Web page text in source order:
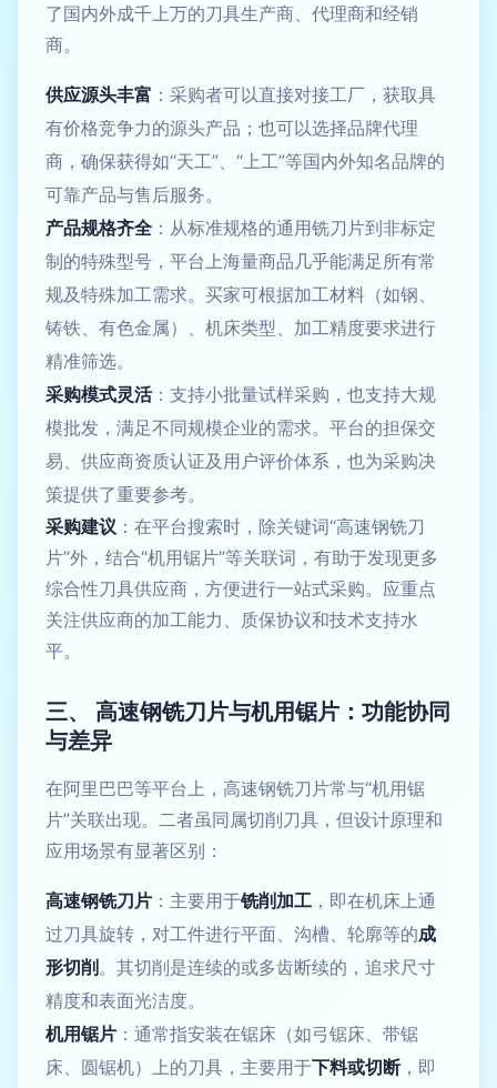
了国内外成千上万的刀具生产商、代理商和经销
商。
供应源头丰富 ：采购者可以直接对接工厂，获取具
有价格竞争力的源头产品；也可以选择品牌代理
商，确保获得如“天工”、“上工”等国内外知名品牌的
可靠产品与售后服务。
产品规格齐全 ：从标准规格的通用铣刀片到非标定
制的特殊型号，平台上海量商品几乎能满足所有常
规及特殊加工需求。买家可根据加工材料（如钢、
铸铁、有色金属）、机床类型、加工精度要求进行
精准筛选。
采购模式灵活：支持小批量试样采购，也支持大规
模批发，满足不同规模企业的需求。平台的担保交
易、供应商资质认证及用户评价体系，也为采购决
策提供了重要参考。
采购建议 ：在平台搜索时，除关键词“高速钢铣刀
片”外，结合“机用锯片”等关联词，有助于发现更多
综合性刀具供应商，方便进行一站式采购。应重点
关注供应商的加工能力、质保协议和技术支持水
平。
三、 高速钢铣刀片与机用锯片：功能协同
与差异
在阿里巴巴等平台上，高速钢铣刀片常与“机用锯
片”关联出现。二者虽同属切削刀具，但设计原理和
应用场景有显著区别：
高速钢铣刀片 ：主要用于铣削加工 ，即在机床上通
过刀具旋转，对工件进行平面、沟槽、轮廓等的成
形切削 。其切削是连续的或多齿断续的，追求尺寸
精度和表面光洁度。
机用锯片 ：通常指安装在锯床（如弓锯床、带锯
床、圆锯机）上的刀具，主要用于下料或切断 ，即